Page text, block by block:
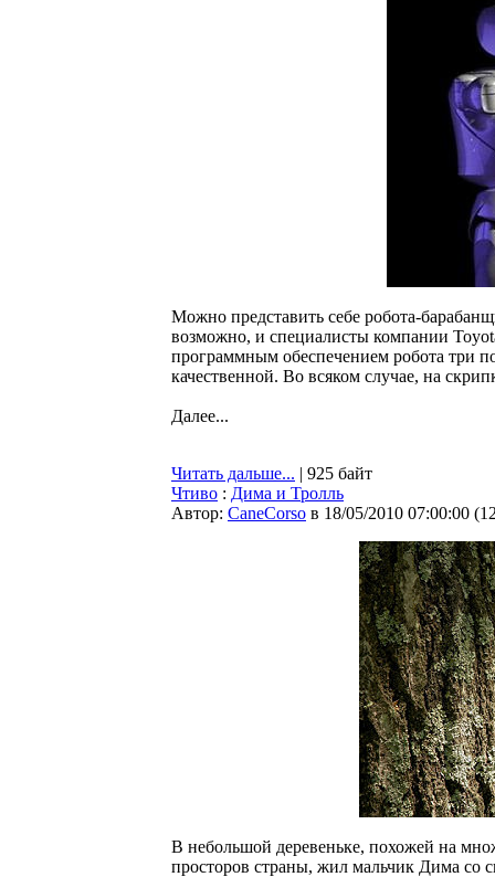
Можно представить себе робота-
возможно, и специалисты компании
программным обеспечением робота три
качественной. Во всяком случае, на
Далее...
Читать дальше... | 925 байт
Чтиво : Дима и Тролль
Автор: CaneCorso в 18/05/2010 07:00:00 (
В небольшой деревеньке, похожей на
просторов страны, жил мальчик Дима со